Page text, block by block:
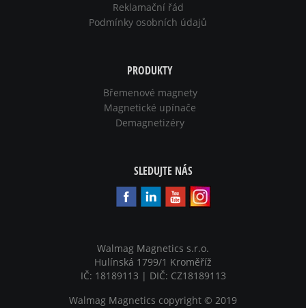
Reklamační řád
Podmínky osobních údajů
PRODUKTY
Břemenové magnety
Magnetické upínače
Demagnetizéry
SLEDUJTE NÁS
Walmag Magnetics s.r.o.
Hulínská 1799/1 Kroměříž
IČ: 18189113 | DIČ: CZ18189113
Walmag Magnetics copyright © 2019